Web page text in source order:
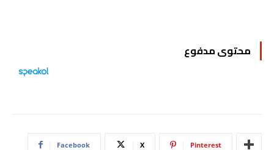
محتوى مدفوع
Facebook X Pinterest